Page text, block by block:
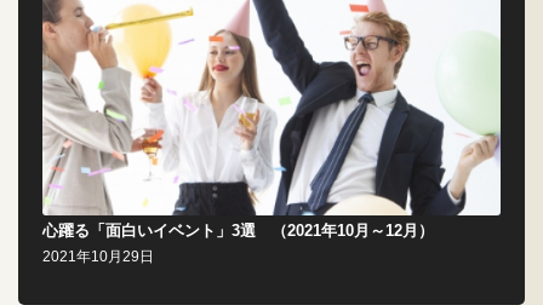
心躍る「面白いイベント」3選 （2021年10月～12月）
2021年10月29日